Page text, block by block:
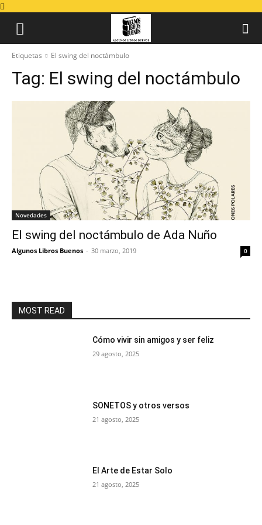
Etiquetas El swing del noctámbulo
Tag: El swing del noctámbulo
Novedades
El swing del noctámbulo de Ada Nuño
Algunos Libros Buenos - 30 marzo, 2019 0
MOST READ
Cómo vivir sin amigos y ser feliz
29 agosto, 2025
SONETOS y otros versos
21 agosto, 2025
El Arte de Estar Solo
21 agosto, 2025